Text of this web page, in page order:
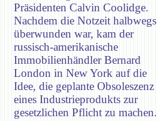
Präsidenten Calvin Coolidge.
Nachdem die Notzeit halbwegs
überwunden war, kam der
russisch-amerikanische
Immobilienhändler Bernard
London in New York auf die
Idee, die geplante Obsoleszenz
eines Industrieprodukts zur
gesetzlichen Pflicht zu machen.